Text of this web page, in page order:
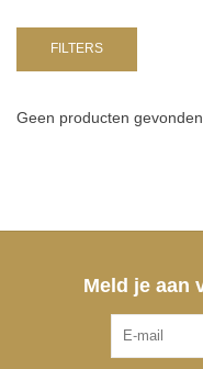
NURSERY / TABLEWARE
FILTERS
Geen producten
Meld je aan